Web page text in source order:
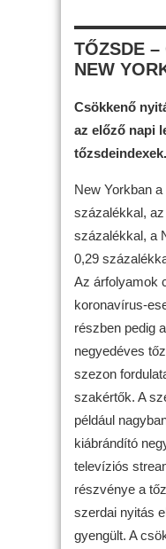
TŐZSDE –
NEW
Csökkenő
az előző napi
tőzsdeindexek.
New Yorkban
százalékkal,
százalékkal, a
0,29
Az árfolyamok
koronavírus-
részben pedig
negyedéves
szezon
szakértők. A
például
kiábrándító
televíziós
részvénye a
szerdai nyitás
gyengült. A